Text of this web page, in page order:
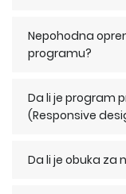
Nepohodna
programu?
Da li je program
(Responsive
Da li je obuka za